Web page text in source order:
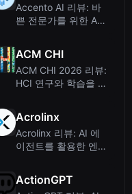
Accento AI 리뷰: 바
쁜 전문가를 위한 AI
ACM CHI
ACM CHI 2026 리뷰:
HCI 연구와 학습을 위
Acrolinx
Acrolinx 리뷰: AI 에
이전트를 활용한 엔터
ActionGPT